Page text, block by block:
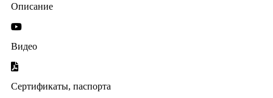
Описание
Видео
Сертификаты, паспорта